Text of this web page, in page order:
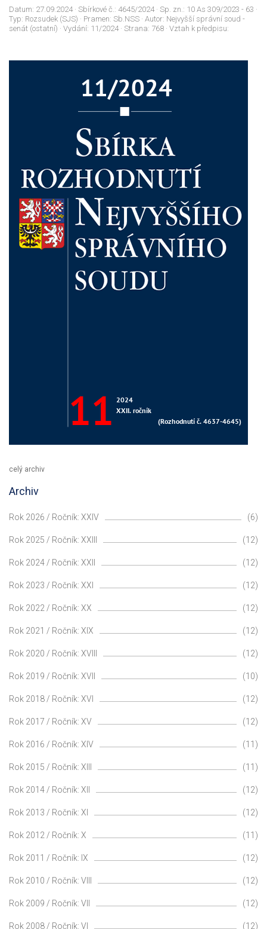
Datum: 27.09.2024· Sbírkové č.: 4645/2024· Sp. zn.: 10 As 309/2023 - 63 ·
Typ: Rozsudek (SJS) · Pramen: Sb.NSS · Autor: Nejvyšší správní soud -
senát (ostatní) · Vydání: 11/2024· Strana: 768 · Vztah k předpisu:
celý archiv
Archiv
Rok 2026 / Ročník: XXIV (6)
Rok 2025 / Ročník: XXIII (12)
Rok 2024 / Ročník: XXII (12)
Rok 2023 / Ročník: XXI (12)
Rok 2022 / Ročník: XX (12)
Rok 2021 / Ročník: XIX (12)
Rok 2020 / Ročník: XVIII (12)
Rok 2019 / Ročník: XVII (10)
Rok 2018 / Ročník: XVI (12)
Rok 2017 / Ročník: XV (12)
Rok 2016 / Ročník: XIV (11)
Rok 2015 / Ročník: XIII (11)
Rok 2014 / Ročník: XII (12)
Rok 2013 / Ročník: XI (12)
Rok 2012 / Ročník: X (11)
Rok 2011 / Ročník: IX (12)
Rok 2010 / Ročník: VIII (12)
Rok 2009 / Ročník: VII (12)
Rok 2008 / Ročník: VI (12)